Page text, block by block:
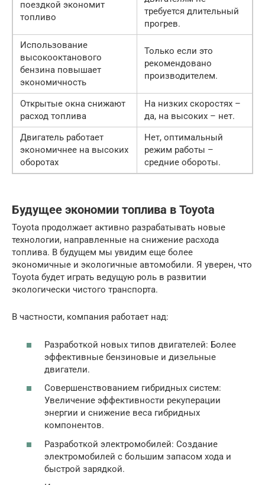
поездкой экономит
топливо
требуется длительный
прогрев.
Использование
высокооктанового
бензина повышает
экономичность
Только если это
рекомендовано
производителем.
Открытые окна снижают
расход топлива
На низких скоростях –
да, на высоких – нет.
Двигатель работает
экономичнее на высоких
оборотах
Нет, оптимальный
режим работы –
средние обороты.
Будущее экономии топлива в Toyota
Toyota продолжает активно разрабатывать новые
технологии, направленные на снижение расхода
топлива. В будущем мы увидим еще более
экономичные и экологичные автомобили. Я уверен, что
Toyota будет играть ведущую роль в развитии
экологически чистого транспорта.
В частности, компания работает над:
Разработкой новых типов двигателей: Более
эффективные бензиновые и дизельные
двигатели.
Совершенствованием гибридных систем:
Увеличение эффективности рекуперации
энергии и снижение веса гибридных
компонентов.
Разработкой электромобилей: Создание
электромобилей с большим запасом хода и
быстрой зарядкой.